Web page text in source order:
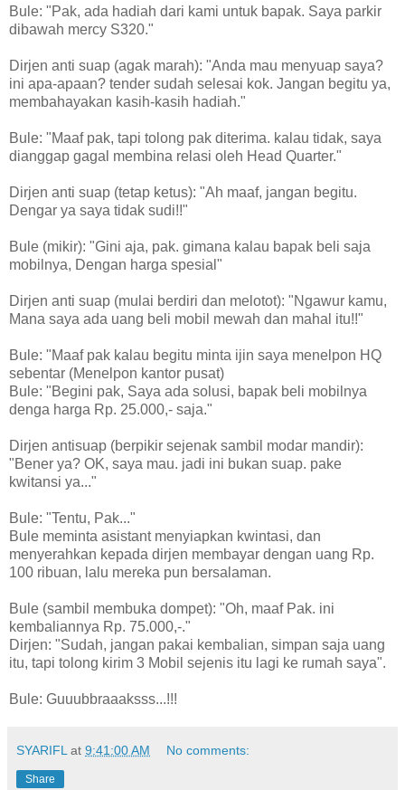
Bule: "Pak, ada hadiah dari kami untuk bapak. Saya parkir
dibawah mercy S320."
Dirjen anti suap (agak marah): "Anda mau menyuap saya?
ini apa-apaan? tender sudah selesai kok. Jangan begitu ya,
membahayakan kasih-kasih hadiah."
Bule: "Maaf pak, tapi tolong pak diterima. kalau tidak, saya
dianggap gagal membina relasi oleh Head Quarter."
Dirjen anti suap (tetap ketus): "Ah maaf, jangan begitu.
Dengar ya saya tidak sudi!!"
Bule (mikir): "Gini aja, pak. gimana kalau bapak beli saja
mobilnya, Dengan harga spesial"
Dirjen anti suap (mulai berdiri dan melotot): "Ngawur kamu,
Mana saya ada uang beli mobil mewah dan mahal itu!!"
Bule: "Maaf pak kalau begitu minta ijin saya menelpon HQ
sebentar (Menelpon kantor pusat)
Bule: "Begini pak, Saya ada solusi, bapak beli mobilnya
denga harga Rp. 25.000,- saja."
Dirjen antisuap (berpikir sejenak sambil modar mandir):
"Bener ya? OK, saya mau. jadi ini bukan suap. pake
kwitansi ya..."
Bule: "Tentu, Pak..."
Bule meminta asistant menyiapkan kwintasi, dan
menyerahkan kepada dirjen membayar dengan uang Rp.
100 ribuan, lalu mereka pun bersalaman.
Bule (sambil membuka dompet): "Oh, maaf Pak. ini
kembaliannya Rp. 75.000,-."
Dirjen: "Sudah, jangan pakai kembalian, simpan saja uang
itu, tapi tolong kirim 3 Mobil sejenis itu lagi ke rumah saya".
Bule: Guuubbraaaksss...!!!
SYARIFL at 9:41:00 AM No comments:
Share